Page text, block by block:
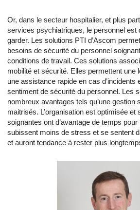
Or, dans le secteur hospitalier, et plus
services psychiatriques, le personnel est
garder. Les solutions PTI d’Ascom
besoins de sécurité du personnel
conditions de travail. Ces solutions
mobilité et sécurité. Elles permettent une
une assistance rapide en cas d’incidents
sentiment de sécurité du personnel. Les
nombreux avantages tels qu’une gestion
maitrisés. L’organisation est optimisée et
soignantes ont d’avantage de temps
subissent moins de stress et se sentent
et auront tendance à rester plus